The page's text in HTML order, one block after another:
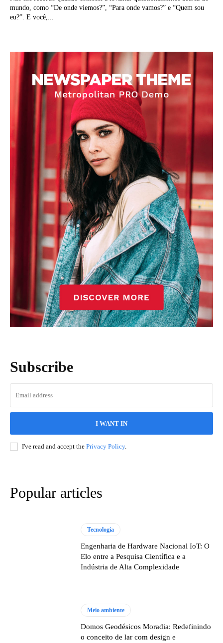
mundo, como “De onde viemos?”, “Para onde vamos?” e “Quem sou
eu?”. E você,...
Subscribe
I WANT IN
I've read and accept the Privacy Policy.
Popular articles
Tecnologia
Engenharia de Hardware Nacional IoT: O
Elo entre a Pesquisa Científica e a
Indústria de Alta Complexidade
Meio ambiente
Domos Geodésicos Moradia: Redefinindo
o conceito de lar com design e